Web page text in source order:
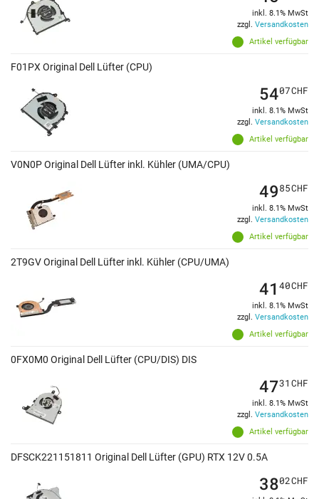
Artikel verfügbar
inkl. 8.1% MwSt
zzgl. Versandkosten
F01PX Original Dell Lüfter (CPU)
Artikel verfügbar
5407CHF
inkl. 8.1% MwSt
zzgl. Versandkosten
V0N0P Original Dell Lüfter inkl. Kühler (UMA/CPU)
Artikel verfügbar
4985CHF
inkl. 8.1% MwSt
zzgl. Versandkosten
2T9GV Original Dell Lüfter inkl. Kühler (CPU/UMA)
Artikel verfügbar
41 40CHF
inkl. 8.1% MwSt
zzgl. Versandkosten
0FX0M0 Original Dell Lüfter (CPU/DIS) DIS
Artikel verfügbar
4731 CHF
inkl. 8.1% MwSt
zzgl. Versandkosten
DFSCK221151811 Original Dell Lüfter (GPU) RTX 12V 0.5A
3802CHF